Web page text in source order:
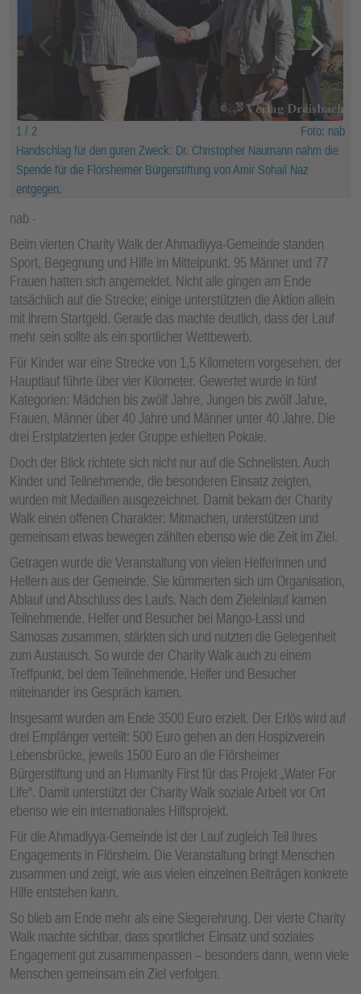
1 / 2
Foto: nab
Handschlag für den guten Zweck: Dr. Christopher Naumann nahm die
Spende für die Flörsheimer Bürgerstiftung von Amir Sohail Naz
entgegen.
nab
Beim vierten Charity Walk der Ahmadiyya-Gemeinde standen
Sport, Begegnung und Hilfe im Mittelpunkt. 95 Männer und 77
Frauen hatten sich angemeldet. Nicht alle gingen am Ende
tatsächlich auf die Strecke; einige unterstützten die Aktion allein
mit ihrem Startgeld. Gerade das machte deutlich, dass der Lauf
mehr sein sollte als ein sportlicher Wettbewerb.
Für Kinder war eine Strecke von 1,5 Kilometern vorgesehen, der
Hauptlauf führte über vier Kilometer. Gewertet wurde in fünf
Kategorien: Mädchen bis zwölf Jahre, Jungen bis zwölf Jahre,
Frauen, Männer über 40 Jahre und Männer unter 40 Jahre. Die
drei Erstplatzierten jeder Gruppe erhielten Pokale.
Doch der Blick richtete sich nicht nur auf die Schnellsten. Auch
Kinder und Teilnehmende, die besonderen Einsatz zeigten,
wurden mit Medaillen ausgezeichnet. Damit bekam der Charity
Walk einen offenen Charakter: Mitmachen, unterstützen und
gemeinsam etwas bewegen zählten ebenso wie die Zeit im Ziel.
Getragen wurde die Veranstaltung von vielen Helferinnen und
Helfern aus der Gemeinde. Sie kümmerten sich um Organisation,
Ablauf und Abschluss des Laufs. Nach dem Zieleinlauf kamen
Teilnehmende, Helfer und Besucher bei Mango-Lassi und
Samosas zusammen, stärkten sich und nutzten die Gelegenheit
zum Austausch. So wurde der Charity Walk auch zu einem
Treffpunkt, bei dem Teilnehmende, Helfer und Besucher
miteinander ins Gespräch kamen.
Insgesamt wurden am Ende 3500 Euro erzielt. Der Erlös wird auf
drei Empfänger verteilt: 500 Euro gehen an den Hospizverein
Lebensbrücke, jeweils 1500 Euro an die Flörsheimer
Bürgerstiftung und an Humanity First für das Projekt „Water For
Life“. Damit unterstützt der Charity Walk soziale Arbeit vor Ort
ebenso wie ein internationales Hilfsprojekt.
Für die Ahmadiyya-Gemeinde ist der Lauf zugleich Teil ihres
Engagements in Flörsheim. Die Veranstaltung bringt Menschen
zusammen und zeigt, wie aus vielen einzelnen Beiträgen konkrete
Hilfe entstehen kann.
So blieb am Ende mehr als eine Siegerehrung. Der vierte Charity
Walk machte sichtbar, dass sportlicher Einsatz und soziales
Engagement gut zusammenpassen – besonders dann, wenn viele
Menschen gemeinsam ein Ziel verfolgen.